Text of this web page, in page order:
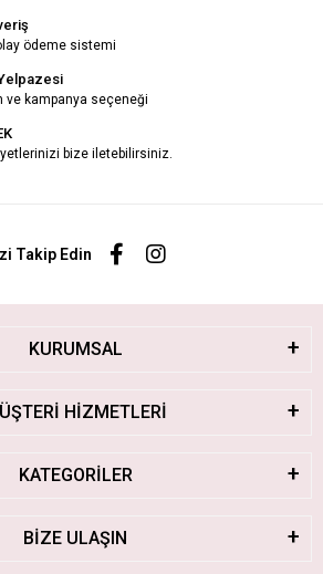
ödeme sistemi
ve kampanya seçeneği
bize iletebilirsiniz.
Takip Edin
KURUMSAL
HİZMETLERİ
KATEGORİLER
BİZE ULAŞIN